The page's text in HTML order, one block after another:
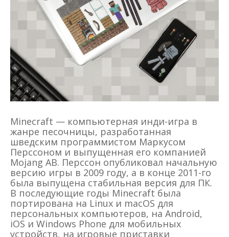
Minecraft — компьютерная инди-игра в
жанре песочницы, разработанная
шведским программистом Маркусом
Перссоном и выпущенная его компанией
Mojang AB. Перссон опубликовал начальную
версию игры в 2009 году, а в конце 2011-го
была выпущена стабильная версия для ПК.
В последующие годы Minecraft была
портирована на Linux и macOS для
персональных компьютеров, на Android,
iOS и Windows Phone для мобильных
устройств, на игровые приставки